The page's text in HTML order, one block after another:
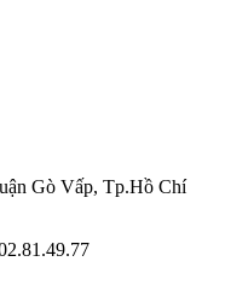
Gò Vấp, Tp.Hồ Chí